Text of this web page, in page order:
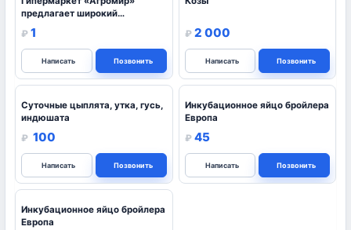
Гипермаркет «Агромир»
предлагает широкий
ассортиме
₽ 1
Козы
₽ 2 000
Написать Позвонить
Суточные цыплята, утка, гусь,
индюшата
₽ 100
Написать
Европа
45